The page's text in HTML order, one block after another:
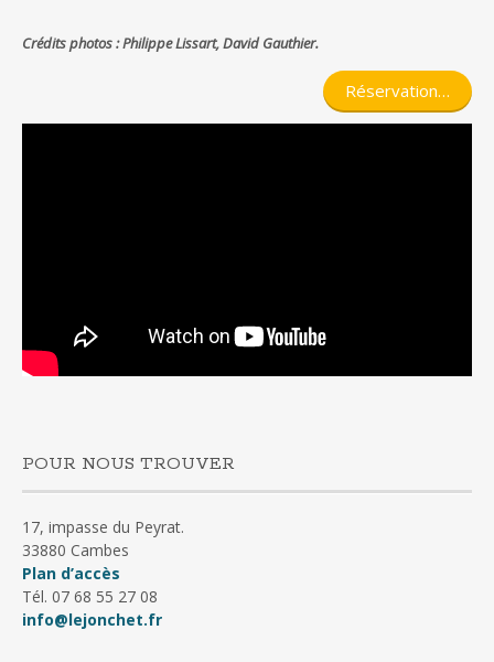
Crédits photos : Philippe Lissart, David Gauthier.
Réservation…
POUR NOUS TROUVER
17, impasse du Peyrat.
33880 Cambes
Plan d’accès
Tél. 07 68 55 27 08
info@lejonchet.fr